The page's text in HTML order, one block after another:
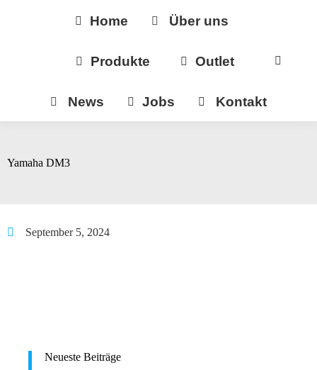
Home Über uns
Produkte Outlet
News Jobs Kontakt
Yamaha DM3
September 5, 2024
Neueste Beiträge